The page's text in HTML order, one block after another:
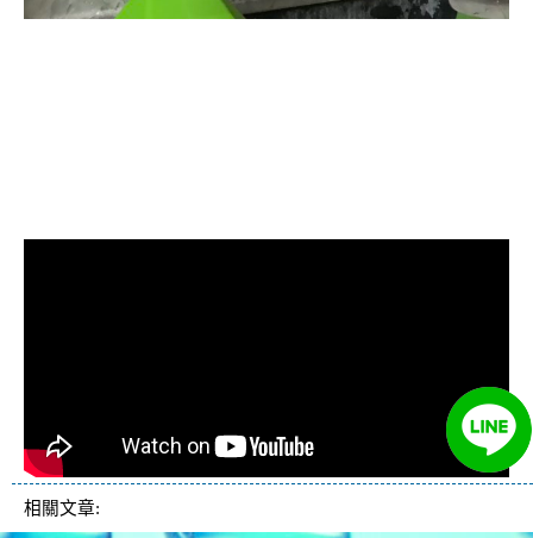
相關文章: